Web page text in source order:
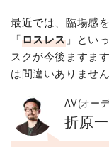
最近では、臨場感
「ロスレス 」とい
スクが今後ますま
は間違いありません
AV(オー
折原